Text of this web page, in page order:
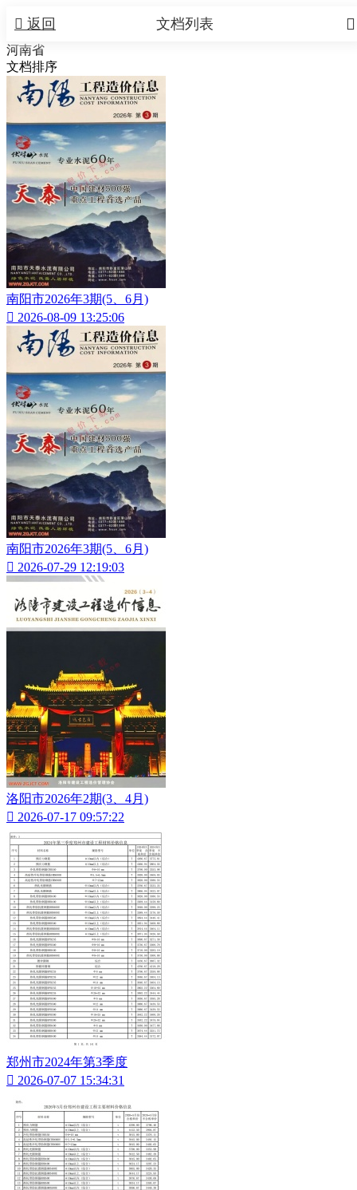
 返回 
文档列表
河南省
文档排序
南阳市2026年3期(5、6月)
 2026-08-09 13:25:06
南阳市2026年3期(5、6月)
 2026-07-29 12:19:03
洛阳市2026年2期(3、4月)
 2026-07-17 09:57:22
郑州市2024年第3季度
 2026-07-07 15:34:31